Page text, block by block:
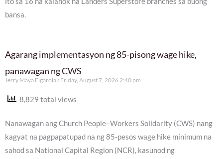
bansa.
Agarang implementasyon ng 85-pisong wage hike,
panawagan ng CWS
Jerry Maya Figarola Friday, August 7, 2026 2:40 pm
8,829 total views
Nanawagan ang Church People–Workers Solidarity (CWS) nang
kagyat na pagpapatupad na ng 85-pesos wage hike minimum na
sahod sa National Capital Region (NCR), kasunod ng